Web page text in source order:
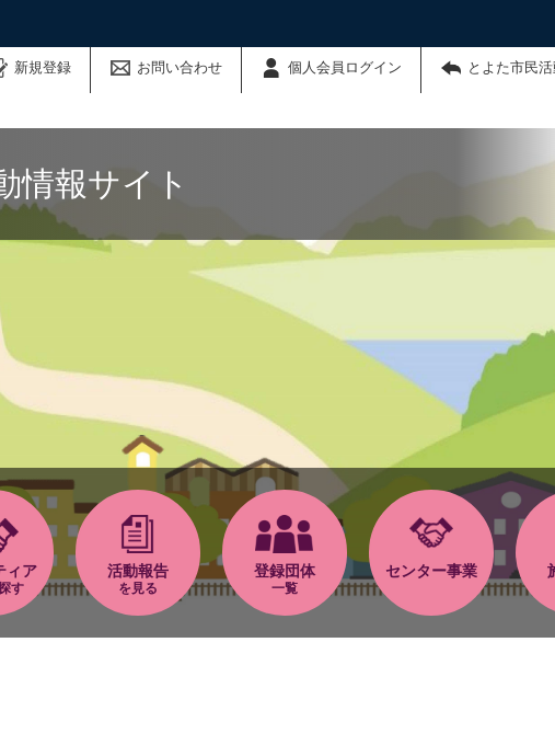
新規登録 お問い合わせ 個人会員ログイン とよた市民
情報サイト
ィア
す
活動報告
を見る
登録団体
一覧
センター事業